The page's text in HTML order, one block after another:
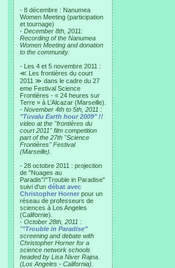
- 8 décembre : Nanumea
Women Meeting (participation
et tournage)
- December 8th, 2011:
Recording of the Nanumea
Women Meeting and donation
to the community.
- Les 4 et 5 novembre 2011 :
≪ Les frontières du court
2011 ≫ dans le cadre du 27
eme Festival Science
Frontières - « 24 heures sur
Terre » à L’Alcazar (Marseille).
- November 4th to 5th, 2011 :
"Tuvalu Earth hour 2009" !!
video at the "frontières du
court 2011" film competition
part of the 27th "Science
Frontières" Festival
(Marseille).
- 28 octobre 2011 : projection
de "Nuages au
Paradis"/"Trouble in Paradise"
suivi d'un débat avec
Christopher Horner pour un
réseau de professeurs de
sciences à Los Angeles
(Californie).
- October 28th, 2011 :
""Trouble in Paradise"
screening and debate with
Christopher Horner for a
science network schools
headed by Lisa Niver Rajna.
(Los Angeles - California).